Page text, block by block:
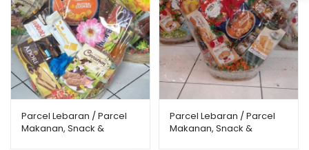
Parcel Lebaran / Parcel
Makanan, Snack &
Parcel Lebaran / Parcel
Makanan, Snack &